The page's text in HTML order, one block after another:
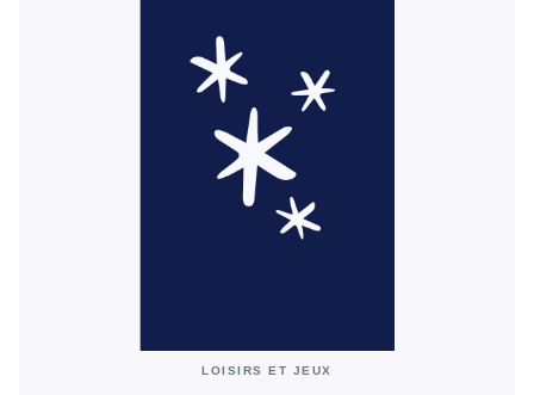
LOISIRS ET JEUX